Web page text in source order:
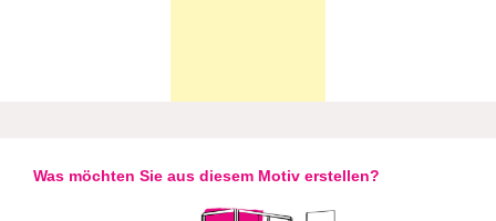
Was möchten Sie aus diesem Motiv erstellen?